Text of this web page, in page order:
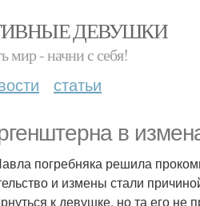
ДЕВУШКИ
мир - начни с себя!
статьи
в
погребняка решила
и измены стали
к девушке, но та его не